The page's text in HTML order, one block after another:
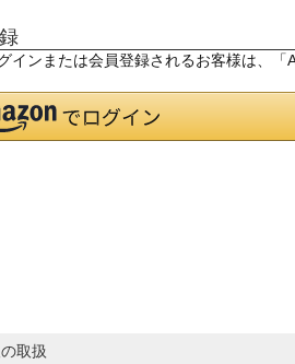
インまたは会員登録されるお客様は、「
取扱